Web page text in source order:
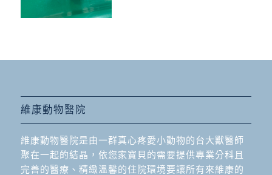
維康動物醫院
維康動物醫院是由一群真心疼愛小動物的台大獸醫師
聚在一起的結晶，依您家寶貝的需要提供專業分科且
完善的醫療、精緻溫馨的住院環境要讓所有來維康的